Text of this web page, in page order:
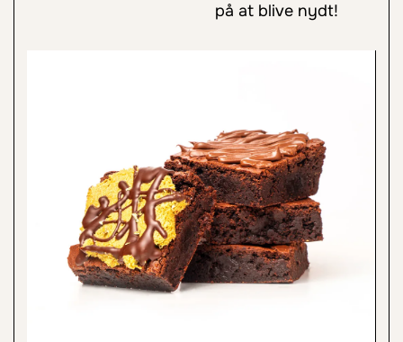
på at blive nydt!